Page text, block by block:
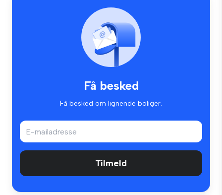
Få besked
Få besked om lignende boliger.
Tilmeld